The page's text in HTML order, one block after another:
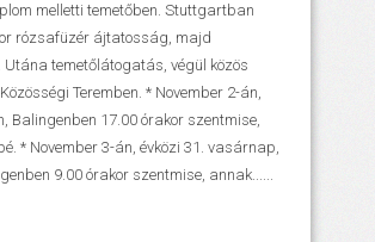
melletti temetőben. Stuttgartban
rózsafüzér ájtatosság, majd
Utána temetőlátogatás, végül közös
Teremben. * November 2-án,
Balingenben 17.00 órakor szentmise,
* November 3-án, évközi 31. vasárnap,
9.00 órakor szentmise, annak......